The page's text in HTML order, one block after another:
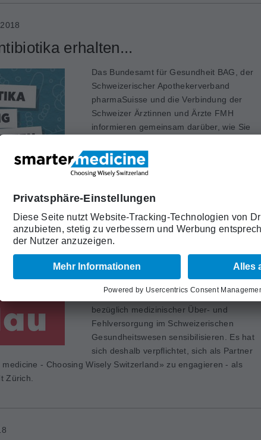
erhalten...
Das Bundesamt für Gesundheit BAG, der
Schweizerischer Apothekerverband
pharmaSuisse und die Verbindung der
Schweizer Ärztinnen und Ärzte FMH
informieren gemeinsam darüber, wie Sie
kämpft gegen Über- und
Das Zürcher Stadtspital Triemli will
bezüglich medizinischer Über- und
Fehlversorgung im Schweizerischen
Gesundheitswesen sensibilisieren. Es hat
sich deshalb verpflichtet, sich als Partner
- Choosing Wisely Switzerland» zu engagieren - als
Zürich.